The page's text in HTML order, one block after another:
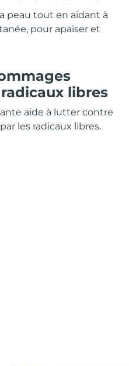
peau tout en aidant à
pour apaiser et
libres
aide à lutter contre
les radicaux libres.
KIWI™
essentialsGel